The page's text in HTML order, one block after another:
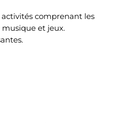
activités comprenant les
musique et jeux.